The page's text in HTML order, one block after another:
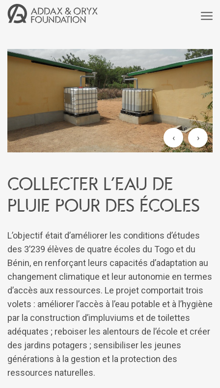
‹ ›
Collecter l’eau de
pluie pour des écoles
L’objectif était d’améliorer les conditions d’études
des 3’239 élèves de quatre écoles du Togo et du
Bénin, en renforçant leurs capacités d’adaptation au
changement climatique et leur autonomie en termes
d’accès aux ressources. Le projet comportait trois
volets : améliorer l’accès à l’eau potable et à l’hygiène
par la construction d’impluviums et de toilettes
adéquates ; reboiser les alentours de l’école et créer
des jardins potagers ; sensibiliser les jeunes
générations à la gestion et la protection des
ressources naturelles.